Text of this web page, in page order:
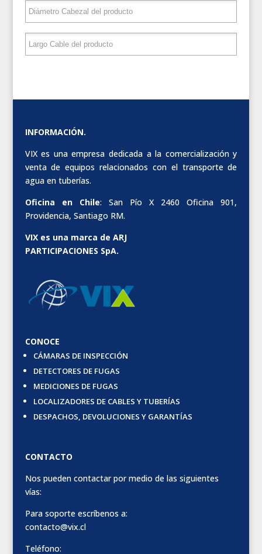
INFORMACIÓN.
VIX es una empresa dedicada a la comercialización y
venta de equipos relacionados con el transporte de
agua en tuberías.
Oficina en Chile: San Pío X 2460 Oficina 901,
Providencia, Santiago RM.
VIX es una marca de ARJ
PARTICIPACIONES SpA.
CONOCE
CÁMARAS DE INSPECCIÓN
DETECTORES DE FUGAS
MEDICIONES DE FUGAS
LOCALIZADORES DE CABLES Y TUBERÍAS
DESPACHOS, DEVOLUCIONES Y GARANTÍAS
CONTACTO
Nos pueden contactar por medio de las siguientes
vías:
Para soporte escríbenos a:
contacto@vix.cl
Teléfono: